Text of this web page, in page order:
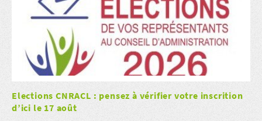
Elections CNRACL : pensez à vérifier votre inscrition
d’ici le 17 août